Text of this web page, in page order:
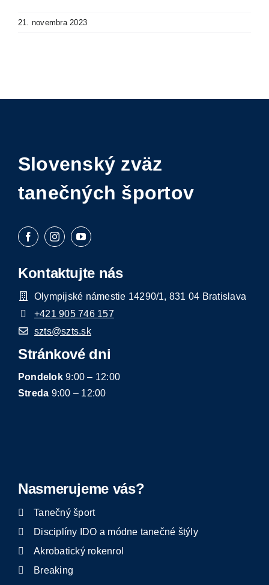
21. novembra 2023
Slovenský zväz
tanečných športov
Kontaktujte nás
Olympijské námestie 14290/1, 831 04 Bratislava
+421 905 746 157
szts@szts.sk
Stránkové dni
Pondelok9:00 – 12:00
Streda 9:00 – 12:00
Nasmerujeme vás?
Tanečný šport
Disciplíny IDO a módne tanečné štýly
Akrobatický rokenrol
Breaking